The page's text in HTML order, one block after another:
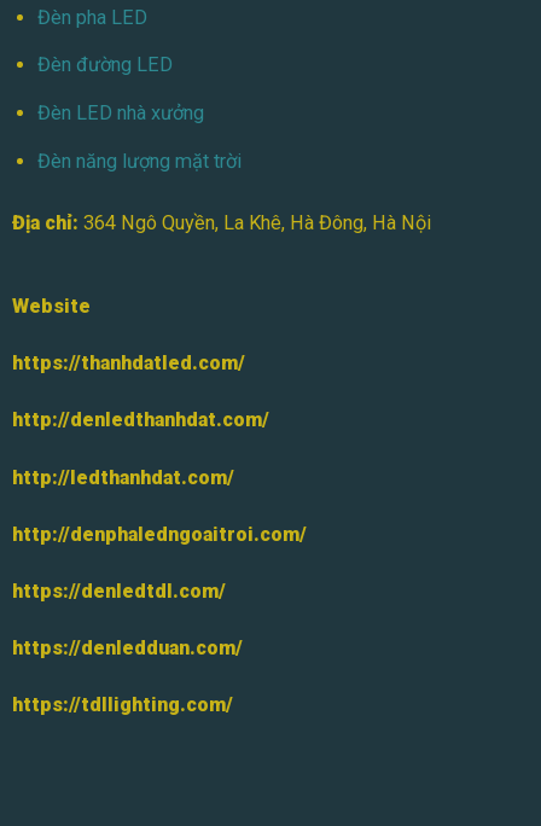
Đèn pha LED
Đèn đường LED
Đèn LED nhà xưởng
Đèn năng lượng mặt trời
Địa chỉ: 364 Ngô Quyền, La Khê, Hà Đông, Hà Nội
Website
https://thanhdatled.com/
http://denledthanhdat.com/
http://ledthanhdat.com/
http://denphaledngoaitroi.com/
https://denledtdl.com/
https://denledduan.com/
https://tdllighting.com/